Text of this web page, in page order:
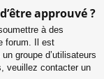
approuvé ?
à des
forum. Il est
groupe d’utilisateurs
veuillez contacter un